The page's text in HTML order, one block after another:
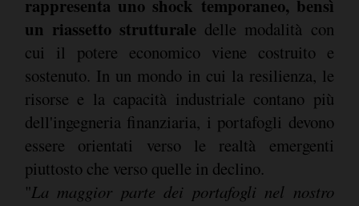
rappresenta uno shock temporaneo, bensì
un riassetto strutturale delle modalità con
cui il potere economico viene costruito e
sostenuto. In un mondo in cui la resilienza, le
risorse e la capacità industriale contano più
dell'ingegneria finanziaria, i portafogli devono
essere orientati verso le realtà emergenti
piuttosto che verso quelle in declino.
"La maggior parte dei portafogli nel nostro